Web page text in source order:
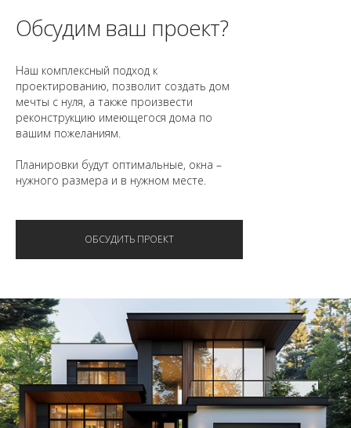
Обсудим ваш проект?
Наш комплексный подход к
проектированию, позволит создать дом
мечты с нуля, а также произвести
реконструкцию имеющегося дома по
вашим пожеланиям.
Планировки будут оптимальные, окна –
нужного размера и в нужном месте.
ОБСУДИТЬ ПРОЕКТ